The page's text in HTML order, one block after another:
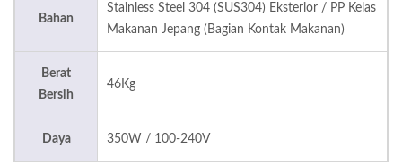
Bahan
Stainless Steel 304 (SUS304) Eksterior / PP Kelas
Makanan Jepang (Bagian Kontak Makanan)
Berat
Bersih
46Kg
Daya 350W / 100-240V